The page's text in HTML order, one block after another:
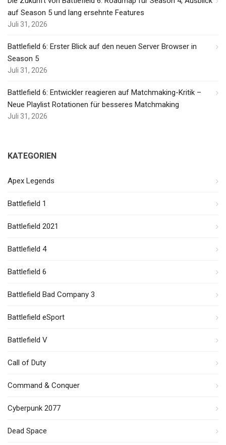
auf Season 5 und lang ersehnte Features
Juli 31, 2026
Battlefield 6: Erster Blick auf den neuen Server Browser in
Season 5
Juli 31, 2026
Battlefield 6: Entwickler reagieren auf Matchmaking-Kritik –
Neue Playlist Rotationen für besseres Matchmaking
Juli 31, 2026
KATEGORIEN
Apex Legends
Battlefield 1
Battlefield 2021
Battlefield 4
Battlefield 6
Battlefield Bad Company 3
Battlefield eSport
Battlefield V
Call of Duty
Command & Conquer
Cyberpunk 2077
Dead Space